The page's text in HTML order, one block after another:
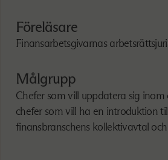
Föreläsare
Finansarbetsgivarnas
Målgrupp
Chefer som vill uppdatera sig
chefer som vill ha en introduktion
finansbranschens kollektivavtal